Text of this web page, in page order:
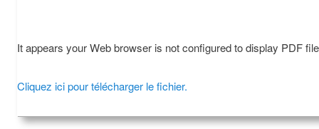
It appears your Web browser is not configured to display PDF
Cliquez ici pour télécharger le fichier.